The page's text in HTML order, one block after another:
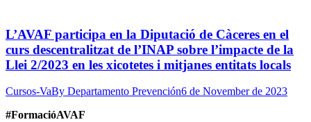
L’AVAF participa en la Diputació de Càceres en el
curs descentralitzat de l’INAP sobre l’impacte de la
Llei 2/2023 en les xicotetes i mitjanes entitats locals
Cursos-VaBy Departamento Prevención6 de November de 2023
#FormacióAVAF